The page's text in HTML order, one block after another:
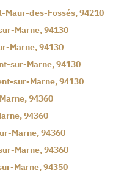
Maur-des-Fossés,94210
Marne,94130
Marne,94130
sur-Marne,94130
sur-Marne,94130
,94360
,94360
Marne,94360
Marne,94360
Marne,94350